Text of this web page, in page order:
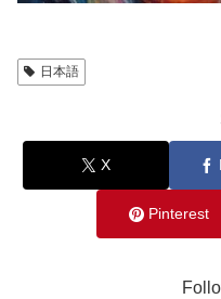
日本語
X
Pinterest